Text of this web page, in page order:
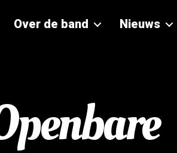
Over de band Nieuws